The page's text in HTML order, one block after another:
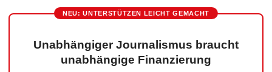
NEU: UNTERSTÜTZEN LEICHT GEMACHT
Unabhängiger Journalismus braucht
unabhängige Finanzierung